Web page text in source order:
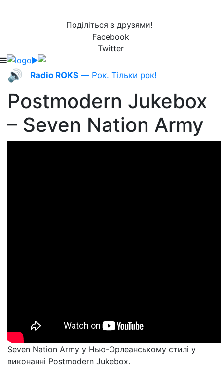
Поділіться з друзями!
Facebook
Twitter
🔊 Radio ROKS — Рок. Тільки рок!
Postmodern Jukebox
– Seven Nation Army
Seven Nation Army у Нью-Орлеанському стилі у
виконанні Postmodern Jukebox.